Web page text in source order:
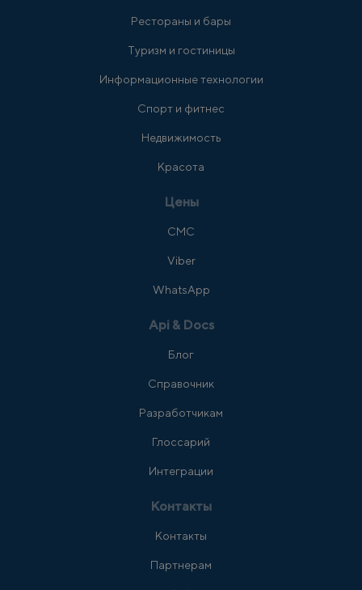
Рестораны и бары
Туризм и гостиницы
Информационные технологии
Спорт и фитнес
Недвижимость
Красота
Цены
СМС
Viber
WhatsApp
Api & Docs
Блог
Справочник
Разработчикам
Глоссарий
Интеграции
Контакты
Контакты
Партнерам